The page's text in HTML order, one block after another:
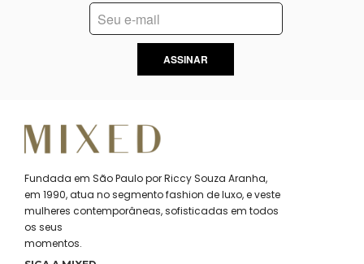
ASSINAR
Fundada em São Paulo por Riccy Souza Aranha,
em 1990, atua no segmento fashion de luxo, e veste
mulheres contemporâneas, sofisticadas em todos
os seus
momentos.